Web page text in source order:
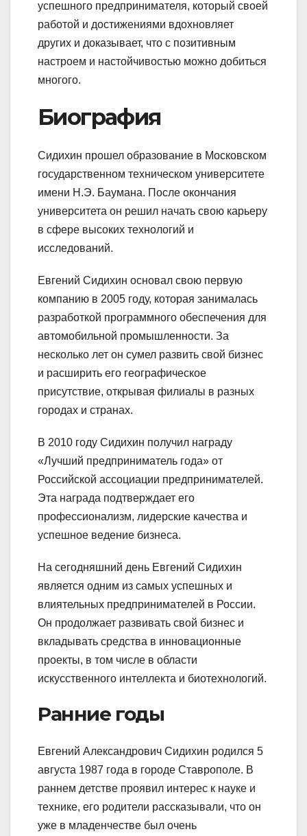
успешного предпринимателя, который своей
работой и достижениями вдохновляет
других и доказывает, что с позитивным
настроем и настойчивостью можно добиться
многого.
Биография
Сидихин прошел образование в Московском
государственном техническом университете
имени Н.Э. Баумана. После окончания
университета он решил начать свою карьеру
в сфере высоких технологий и
исследований.
Евгений Сидихин основал свою первую
компанию в 2005 году, которая занималась
разработкой программного обеспечения для
автомобильной промышленности. За
несколько лет он сумел развить свой бизнес
и расширить его географическое
присутствие, открывая филиалы в разных
городах и странах.
В 2010 году Сидихин получил награду
«Лучший предприниматель года» от
Российской ассоциации предпринимателей.
Эта награда подтверждает его
профессионализм, лидерские качества и
успешное ведение бизнеса.
На сегодняшний день Евгений Сидихин
является одним из самых успешных и
влиятельных предпринимателей в России.
Он продолжает развивать свой бизнес и
вкладывать средства в инновационные
проекты, в том числе в области
искусственного интеллекта и биотехнологий.
Ранние годы
Евгений Александрович Сидихин родился 5
августа 1987 года в городе Ставрополе. В
раннем детстве проявил интерес к науке и
технике, его родители рассказывали, что он
уже в младенчестве был очень